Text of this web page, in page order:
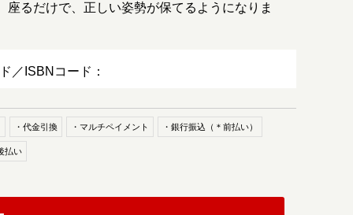
るだけで、正しい姿勢が保てるようになりま
／ISBNコード：
・代金引換 ・マルチペイメント ・銀行振込（＊前払い）
払い